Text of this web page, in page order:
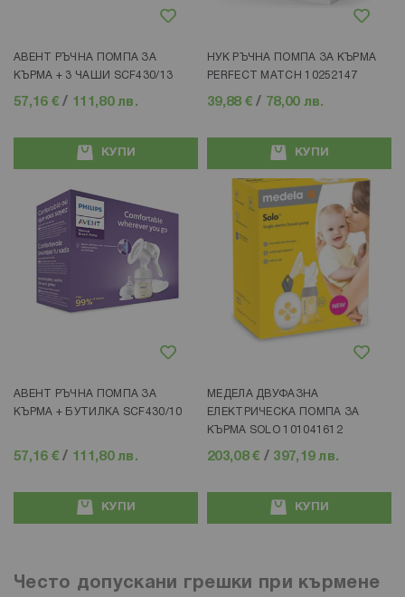
АВЕНТ РЪЧНА ПОМПА ЗА
КЪРМА + 3 ЧАШИ SCF430/13
57,16 € / 111,80 лв.
КУПИ
НУК РЪЧНА ПОМПА ЗА КЪРМА
PERFECT MATCH 10252147
39,88 € / 78,00 лв.
КУПИ
АВЕНТ РЪЧНА ПОМПА ЗА
КЪРМА + БУТИЛКА SCF430/10
57,16 € / 111,80 лв.
КУПИ
МЕДЕЛА ДВУФАЗНА
ЕЛЕКТРИЧЕСКА ПОМПА ЗА
КЪРМА SOLO 101041612
203,08 € / 397,19 лв.
КУПИ
Често допускани грешки при кърмене